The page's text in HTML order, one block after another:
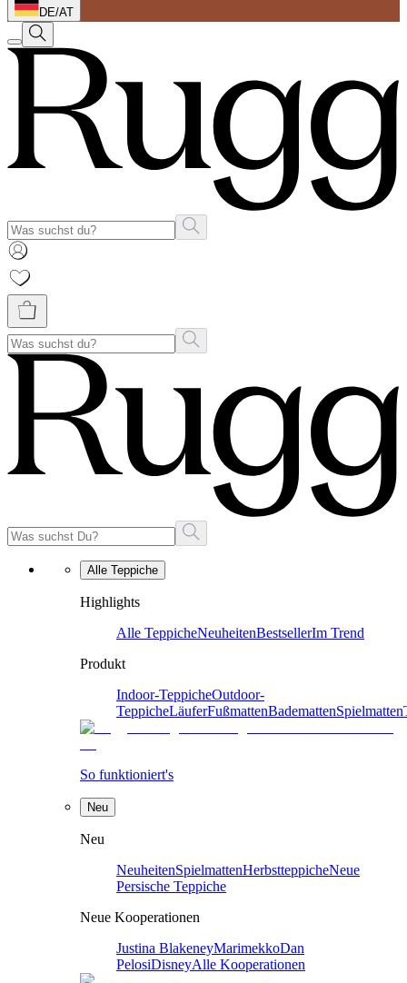
DE/AT
Alle Teppiche
Highlights
Alle TeppicheNeuheitenBestsellerIm Trend
Produkt
Indoor-TeppicheOutdoor-
TeppicheLäuferFußmattenBademattenSpielmatten
So funktioniert's
Neu
Neu
NeuheitenSpielmattenHerbstteppicheNeue
Persische Teppiche
Neue Kooperationen
Justina BlakeneyMarimekkoDan
PelosiDisneyAlle Kooperationen